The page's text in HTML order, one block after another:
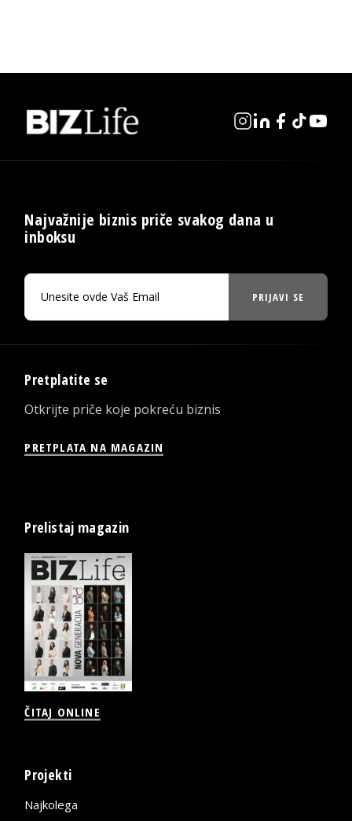
Najvažnije biznis priče svakog dana u
inboksu
PRIJAVI SE
Pretplatite se
Otkrijte priče koje pokreću biznis
PRETPLATA NA MAGAZIN
Prelistaj magazin
ČITAJ ONLINE
Projekti
Najkolega